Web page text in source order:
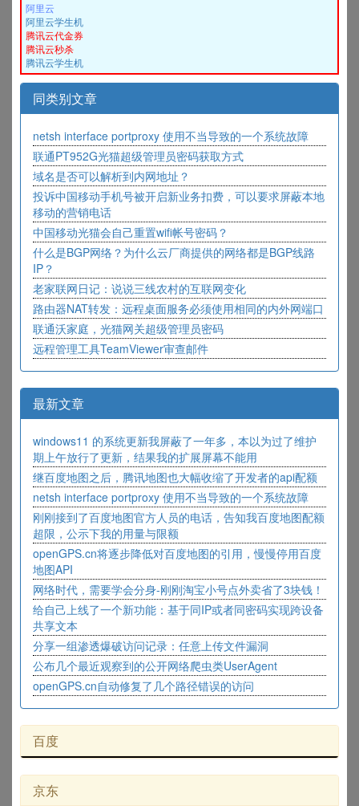
阿里云
阿里云学生机
腾讯云代金券
腾讯云秒杀
腾讯云学生机
同类别文章
netsh interface portproxy 使用不当导致的一个系统故障
联通PT952G光猫超级管理员密码获取方式
域名是否可以解析到内网地址？
投诉中国移动手机号被开启新业务扣费，可以要求屏蔽本地
移动的营销电话
中国移动光猫会自己重置wifi帐号密码？
什么是BGP网络？为什么云厂商提供的网络都是BGP线路
IP？
老家联网日记：说说三线农村的互联网变化
路由器NAT转发：远程桌面服务必须使用相同的内外网端口
联通沃家庭，光猫网关超级管理员密码
远程管理工具TeamViewer审查邮件
最新文章
windows11 的系统更新我屏蔽了一年多，本以为过了维护
期上午放行了更新，结果我的扩展屏幕不能用
继百度地图之后，腾讯地图也大幅收缩了开发者的api配额
netsh interface portproxy 使用不当导致的一个系统故障
刚刚接到了百度地图官方人员的电话，告知我百度地图配额
超限，公示下我的用量与限额
openGPS.cn将逐步降低对百度地图的引用，慢慢停用百度
地图API
网络时代，需要学会分身-刚刚淘宝小号点外卖省了3块钱！
给自己上线了一个新功能：基于同IP或者同密码实现跨设备
共享文本
分享一组渗透爆破访问记录：任意上传文件漏洞
公布几个最近观察到的公开网络爬虫类UserAgent
openGPS.cn自动修复了几个路径错误的访问
百度
京东